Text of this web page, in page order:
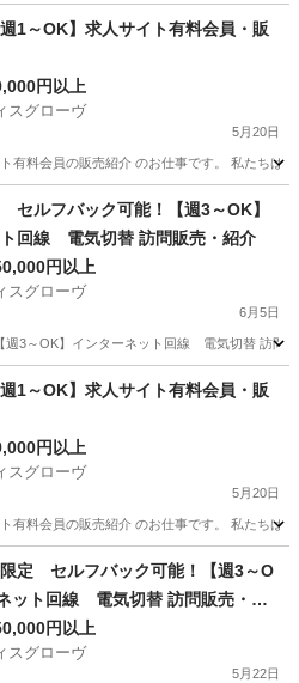
1～OK】求人サイト有料会員・販
円以上
スグローヴ
5月20日
有料会員の販売紹介 のお仕事です。 私たち
営業 求人サイト
セルフバック可能！【週3～OK】
回線 電気切替 訪問販売・紹介
円以上
スグローヴ
6月5日
3～OK】インターネット回線 電気切替 訪問
セルフ
1～OK】求人サイト有料会員・販
円以上
スグローヴ
5月20日
有料会員の販売紹介 のお仕事です。 私たち
求人サイト
定 セルフバック可能！【週3～O
ット回線 電気切替 訪問販売・紹
円以上
スグローヴ
5月22日